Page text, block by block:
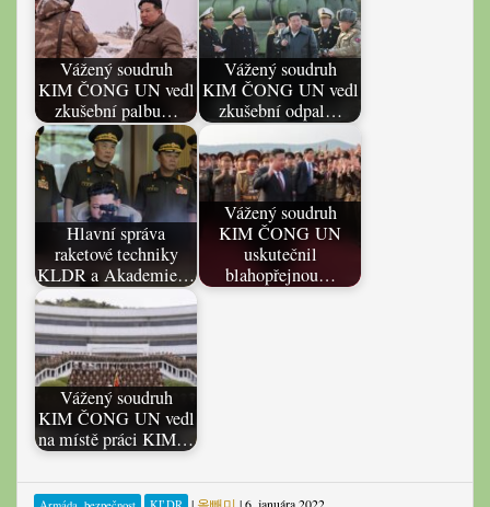
Vážený soudruh
KIM ČONG UN vedl
zkušební palbu…
Vážený soudruh
KIM ČONG UN vedl
zkušební odpal…
Hlavní správa
raketové techniky
KLDR a Akademie…
Vážený soudruh
KIM ČONG UN
uskutečnil
blahopřejnou…
Vážený soudruh
KIM ČONG UN vedl
na místě práci KIM…